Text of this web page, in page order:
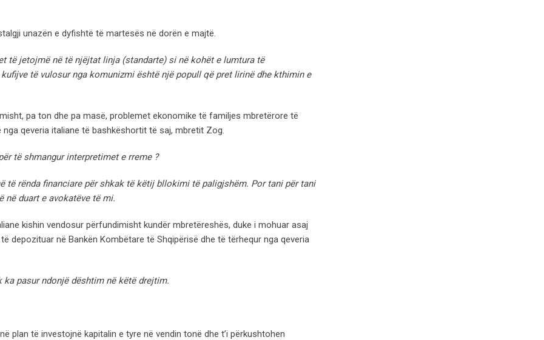
unazën e dyfishtë të martesës në dorën e majtë.
të jetojmë në të njëjtat linja (standarte) si në kohët e lumtura të
të vulosur nga komunizmi është një popull që pret lirinë dhe kthimin e
pa ton dhe pa masë, problemet ekonomike të familjes mbretërore të
qeveria italiane të bashkëshortit të saj, mbretit Zog.
të shmangur interpretimet e rreme ?
të rënda financiare për shkak të këtij bllokimi të paligjshëm. Por tani për tani
në duart e avokatëve të mi.
kishin vendosur përfundimisht kundër mbretëreshës, duke i mohuar asaj
depozituar në Bankën Kombëtare të Shqipërisë dhe të tërhequr nga qeveria
ka pasur ndonjë dështim në këtë drejtim.
plan të investojnë kapitalin e tyre në vendin tonë dhe t’i përkushtohen